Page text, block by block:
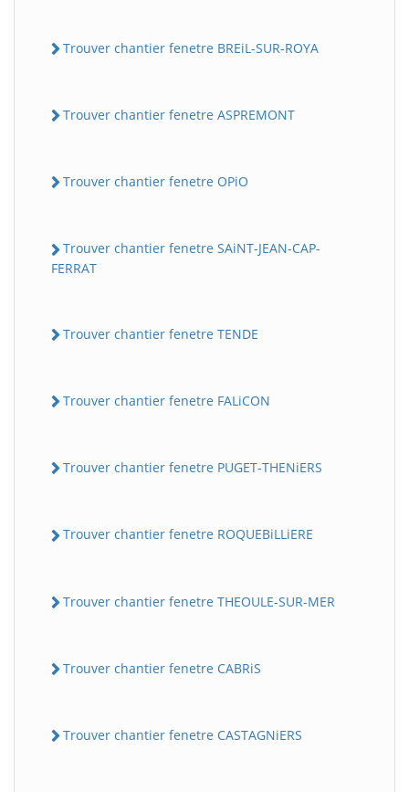
Trouver chantier fenetre BREiL-SUR-ROYA
Trouver chantier fenetre ASPREMONT
Trouver chantier fenetre OPiO
Trouver chantier fenetre SAiNT-JEAN-CAP-
FERRAT
Trouver chantier fenetre TENDE
Trouver chantier fenetre FALiCON
Trouver chantier fenetre PUGET-THENiERS
Trouver chantier fenetre ROQUEBiLLiERE
Trouver chantier fenetre THEOULE-SUR-MER
Trouver chantier fenetre CABRiS
Trouver chantier fenetre CASTAGNiERS